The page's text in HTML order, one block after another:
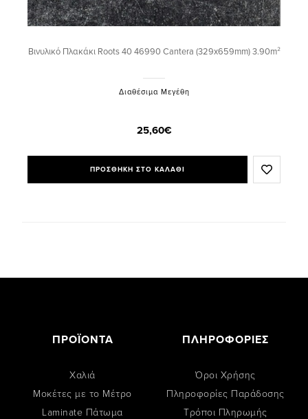
Βινυλικό Πλακάκι Roots 40 46990 Cantera (329x659mm) 3.90m²
Διαθέσιμα Μεγέθη
25,60€
ΠΡΟΣΘΗΚΗ ΣΤΟ ΚΑΛΑΘΙ
ΠΡΟΪΟΝΤΑ
Χαλιά
Μοκέτες με το Μέτρο
Laminate Πάτωμα
ΠΛΗΡΟΦΟΡΙΕΣ
Όροι Χρήσης
Πληροφορίες Παράδοσης
Tρόποι Πληρωμής